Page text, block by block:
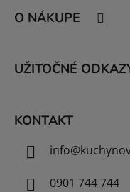
O NÁKUPE
UŽITOČNÉ
KONTAKT
info@
0901 744 744